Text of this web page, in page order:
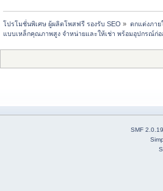
โปรโมชั่นพิเศษ ผู้ผลิตโพสฟรี รองรับ SEO » ตกแต่งภาย
แบบเหล็กคุณภาพสูง จำหน่ายและให้เช่า พร้อมอุปกรณ์ก่
SMF 2.0.19